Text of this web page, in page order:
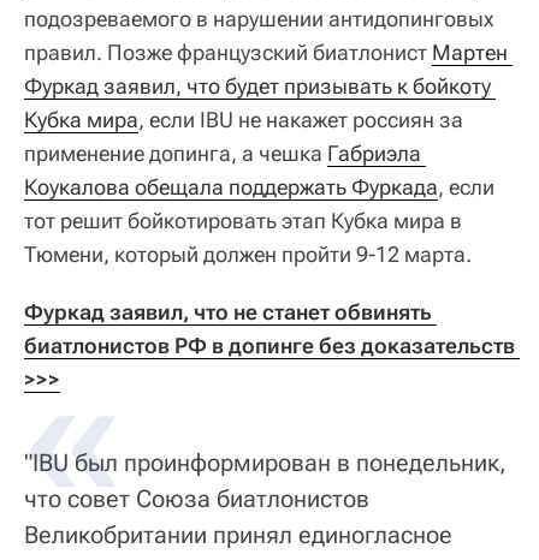
подозреваемого в нарушении антидопинговых
правил. Позже французский биатлонист Мартен
Фуркад заявил, что будет призывать к бойкоту
Кубка мира, если IBU не накажет россиян за
применение допинга, а чешка Габриэла
Коукалова обещала поддержать Фуркада, если
тот решит бойкотировать этап Кубка мира в
Тюмени, который должен пройти 9-12 марта.
Фуркад заявил, что не станет обвинять
биатлонистов РФ в допинге без доказательств
>>>
"IBU был проинформирован в понедельник,
что совет Союза биатлонистов
Великобритании принял единогласное